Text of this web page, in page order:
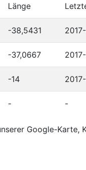
Länge
-38,5431
-37,0667
-14
- -
Google-Karte,